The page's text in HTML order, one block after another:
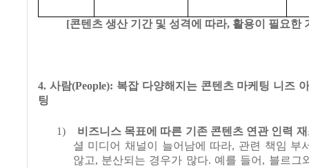
[콘텐츠 생산 기간 및 성격에 따라, 활용이 필요한
4. 사람(People): 복잡 다양해지는 콘텐츠 마케팅 니즈
팅
1)
비즈니스 목표에 따른 기존 콘텐츠 연관 인력
셜 미디어 채널이 늘어남에 따라, 관련 책임 부
않고, 분산되는 경우가 많다. 예를 들어 , 블르그